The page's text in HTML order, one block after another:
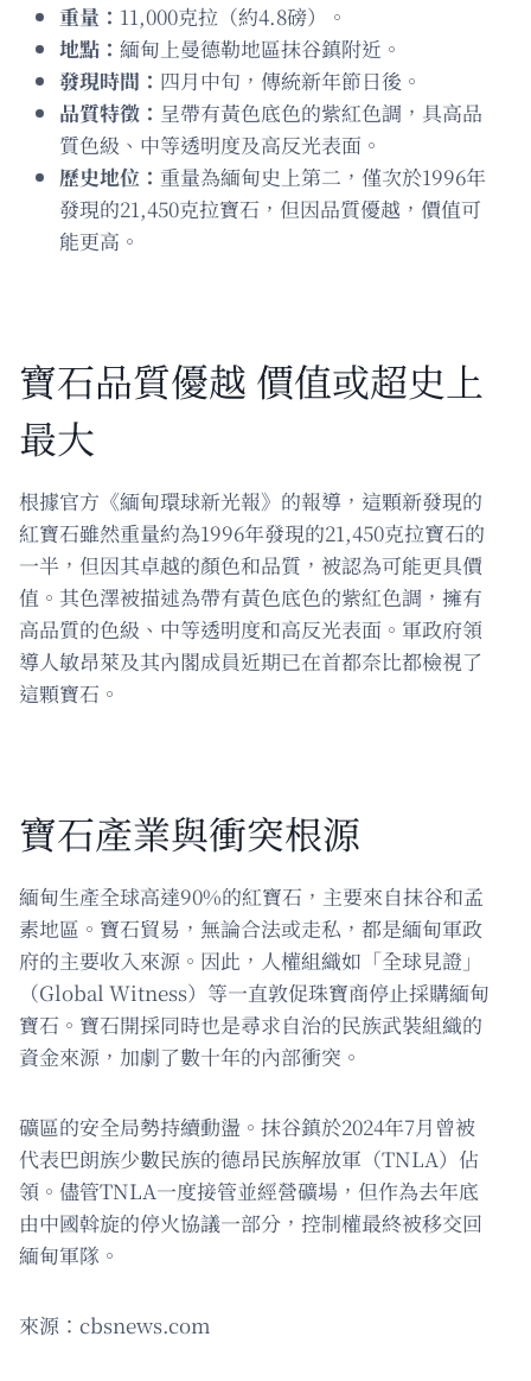
重量： 11,000克拉（約4.8磅）。
地點： 緬甸上曼德勒地區抹谷鎮附近。
發現時間： 四月中旬，傳統新年節日後。
品質特徵： 呈帶有黃色底色的紫紅色調，具高品
質色級、中等透明度及高反光表面。
歷史地位： 重量為緬甸史上第二，僅次於1996年
發現的21,450克拉寶石，但因品質優越，價值可
能更高。
寶石品質優越 價值或超史上
最大
根據官方《緬甸環球新光報》的報導，這顆新發現的
紅寶石雖然重量約為1996年發現的21,450克拉寶石的
一半，但因其卓越的顏色和品質，被認為可能更具價
值。其色澤被描述為帶有黃色底色的紫紅色調，擁有
高品質的色級、中等透明度和高反光表面。軍政府領
導人敏昂萊及其內閣成員近期已在首都奈比都檢視了
這顆寶石。
寶石產業與衝突根源
緬甸生產全球高達90%的紅寶石，主要來自抹谷和孟
素地區。寶石貿易，無論合法或走私，都是緬甸軍政
府的主要收入來源。因此，人權組織如「全球見證」
（Global Witness）等一直敦促珠寶商停止採購緬甸
寶石。寶石開採同時也是尋求自治的民族武裝組織的
資金來源，加劇了數十年的內部衝突。
礦區的安全局勢持續動盪。抹谷鎮於2024年7月曾被
代表巴朗族少數民族的德昂民族解放軍（TNLA）佔
領。儘管TNLA一度接管並經營礦場，但作為去年底
由中國斡旋的停火協議一部分，控制權最終被移交回
緬甸軍隊。
來源：cbsnews.com